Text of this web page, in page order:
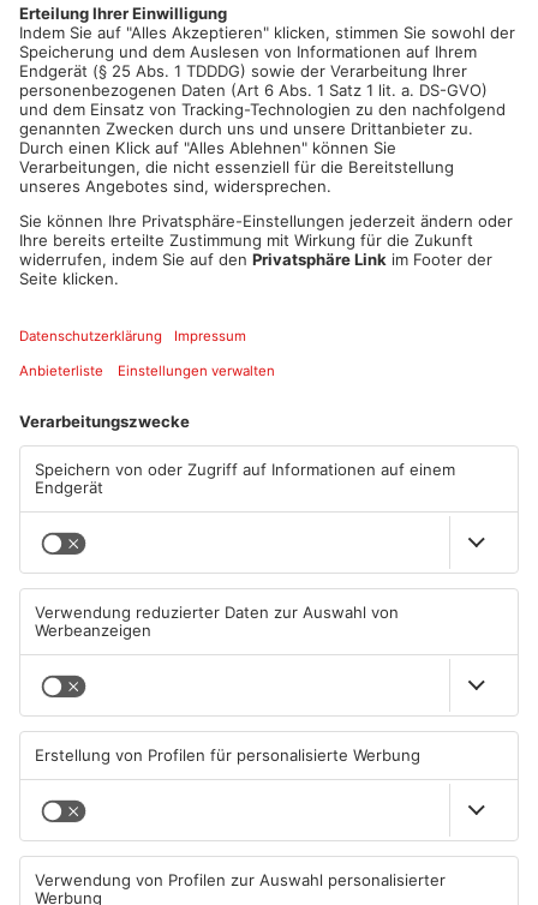
ANZEIGE
Mehr aus
Primaveraland
Diese Maislabyrinthe im
Primaveraland haben schon
08.08.2026, 09:45 UHR IN
PRIMAVERALAND
Ferienende: ADAC erwartet
08.08.2026, 09:39 UHR IN
TOPNEWS